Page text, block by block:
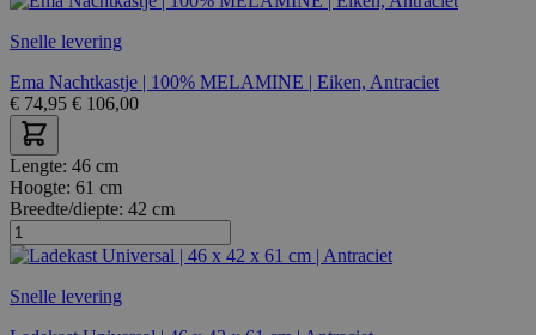
Snelle levering
Ema Nachtkastje | 100% MELAMINE | Eiken, Antraciet
€ 74,95 € 106,00
Lengte: 46 cm
Hoogte: 61 cm
Breedte/diepte: 42 cm
Snelle levering